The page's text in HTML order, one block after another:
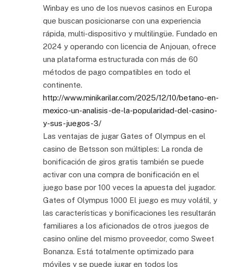
Winbay es uno de los nuevos casinos en Europa
que buscan posicionarse con una experiencia
rápida, multi-dispositivo y multilingüe. Fundado en
2024 y operando con licencia de Anjouan, ofrece
una plataforma estructurada con más de 60
métodos de pago compatibles en todo el
continente.
http://www.minikarilar.com/2025/12/10/betano-en-
mexico-un-analisis-de-la-popularidad-del-casino-
y-sus-juegos-3/
Las ventajas de jugar Gates of Olympus en el
casino de Betsson son múltiples: La ronda de
bonificación de giros gratis también se puede
activar con una compra de bonificación en el
juego base por 100 veces la apuesta del jugador.
Gates of Olympus 1000 El juego es muy volátil, y
las características y bonificaciones les resultarán
familiares a los aficionados de otros juegos de
casino online del mismo proveedor, como Sweet
Bonanza. Está totalmente optimizado para
móviles y se puede jugar en todos los